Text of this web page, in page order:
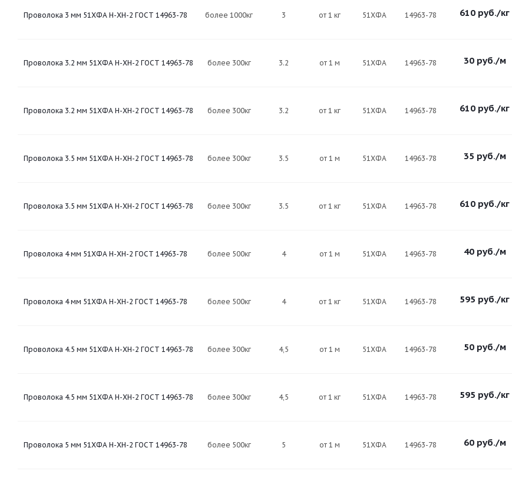
Проволока 3 мм 51ХФА Н-ХН-2 ГОСТ 14963-78 более 1000кг 3 от 1 кг 51ХФА 14963-78 610 руб./кг
Проволока 3.2 мм 51ХФА Н-ХН-2 ГОСТ 14963-78 более 300кг 3.2 от 1 м 51ХФА 14963-78 30руб./м
Проволока 3.2 мм 51ХФА Н-ХН-2 ГОСТ 14963-78 более 300кг 3.2 от 1 кг 51ХФА 14963-78 610 руб./кг
Проволока 3.5 мм 51ХФА Н-ХН-2 ГОСТ 14963-78 более 300кг 3.5 от 1 м 51ХФА 14963-78 35 руб./м
Проволока 3.5 мм 51ХФА Н-ХН-2 ГОСТ 14963-78 более 300кг 3.5 от 1 кг 51ХФА 14963-78 610 руб./кг
Проволока 4 мм 51ХФА Н-ХН-2 ГОСТ 14963-78 более 500кг 4 от 1 м 51ХФА 14963-78 40руб./м
Проволока 4 мм 51ХФА Н-ХН-2 ГОСТ 14963-78 более 500кг 4 от 1 кг 51ХФА 14963-78 595 руб./кг
Проволока 4.5 мм 51ХФА Н-ХН-2 ГОСТ 14963-78 более 300кг 4,5 от 1 м 51ХФА 14963-78 50руб./м
Проволока 4.5 мм 51ХФА Н-ХН-2 ГОСТ 14963-78 более 300кг 4,5 от 1 кг 51ХФА 14963-78 595 руб./кг
Проволока 5 мм 51ХФА Н-ХН-2 ГОСТ 14963-78 более 500кг 5 от 1 м 51ХФА 14963-78 60руб./м